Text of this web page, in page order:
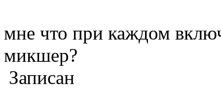
мне что при каждом
микшер?
Записан